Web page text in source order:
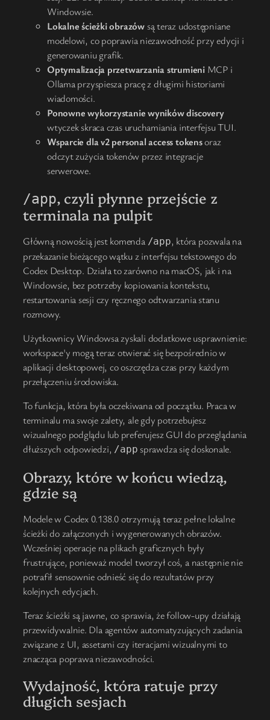
Windowsie.
Lokalne ścieżki obrazówsą teraz udostępniane
modelowi, co poprawia niezawodność przy edycji i
generowaniu grafik.
Optymalizacja przetwarzania strumieniMCP i
Ollama przyspiesza pracę z długimi historiami
wiadomości.
Ponowne wykorzystanie wyników discovery
wtyczek skraca czas uruchamiania interfejsu TUI.
Wsparcie dla v2 personal access tokensoraz
odczyt zużycia tokenów przez integracje
serwerowe.
/app, czyli płynne przejście z
terminala na pulpit
Główną nowością jest komenda /app, która pozwala na
przekazanie bieżącego wątku z interfejsu tekstowego do
Codex Desktop. Działa to zarówno na macOS, jak i na
Windowsie, bez potrzeby kopiowania kontekstu,
restartowania sesji czy ręcznego odtwarzania stanu
rozmowy.
Użytkownicy Windowsa zyskali dodatkowe usprawnienie:
workspace'y mogą teraz otwierać się bezpośrednio w
aplikacji desktopowej, co oszczędza czas przy każdym
przełączeniu środowiska.
To funkcja, która była oczekiwana od początku. Praca w
terminalu ma swoje zalety, ale gdy potrzebujesz
wizualnego podglądu lub preferujesz GUI do przeglądania
dłuższych odpowiedzi, /app sprawdza się doskonale.
Obrazy, które w końcu wiedzą,
gdzie są
Modele w Codex 0.138.0 otrzymują teraz pełne lokalne
ścieżki do załączonych i wygenerowanych obrazów.
Wcześniej operacje na plikach graficznych były
frustrujące, ponieważ model tworzył coś, a następnie nie
potrafił sensownie odnieść się do rezultatów przy
kolejnych edycjach.
Teraz ścieżki są jawne, co sprawia, że follow-upy działają
przewidywalnie. Dla agentów automatyzujących zadania
związane z UI, assetami czy iteracjami wizualnymi to
znacząca poprawa niezawodności.
Wydajność, która ratuje przy
długich sesjach